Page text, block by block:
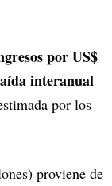
por US$
interanual
por los
proviene de